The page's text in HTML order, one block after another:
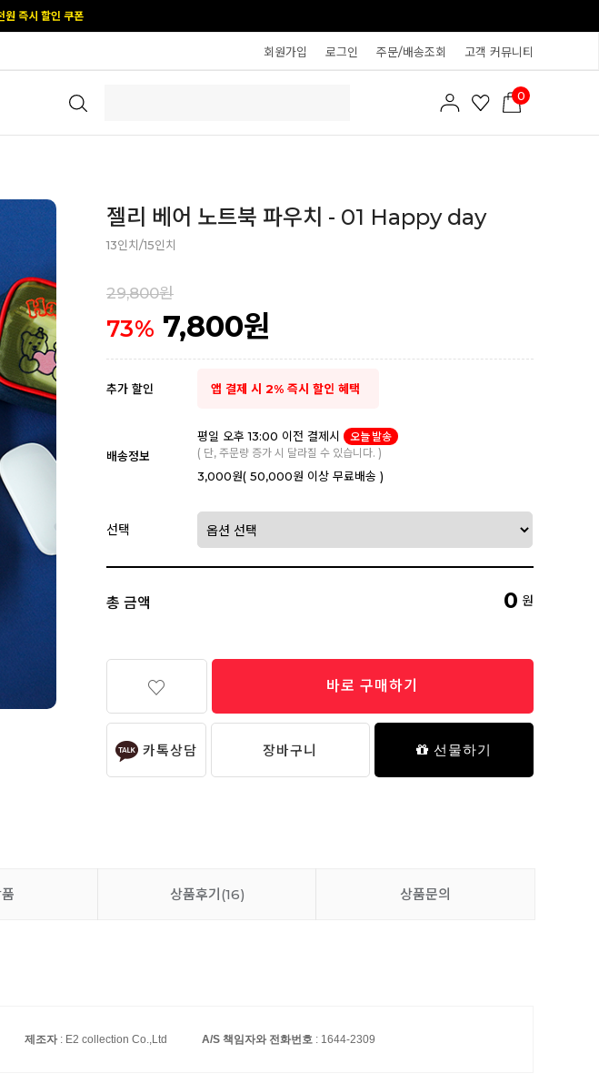
원 즉시 할인 쿠폰
회원가입 로그인 주문/배송조회 고객 커뮤니티
0
젤리 베어 노트북 파우치 - 01 Happy day
13인치/15인치
29,800원
73% 7,800원
추가 할인 앱 결제 시 2% 즉시 할인 혜택
배송정보
평일 오후 13:00 이전 결제시
오늘 발송
( 단, 주문량 증가 시 달라질 수 있습니다. )
3,000원( 50,000원 이상 무료배송 )
선택
총 금액 0 원
바로 구매하기
카톡상담 장바구니 선물하기
상품후기(16) 상품문의
제조자: E2 collection Co.,Ltd A/S 책임자와 전화번호 : 1644-2309